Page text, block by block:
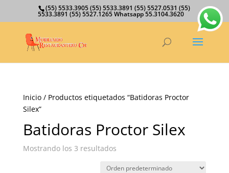
(55) 5533.3905 (55) 5533.3891 (55) 5527.0531 (55)
5533.3891 (55) 5527.1265 Whatsapp 55.3104.3620
Inicio/ Productos etiquetados “Batidoras Proctor
Silex”
Batidoras Proctor Silex
Mostrando los 3 resultados